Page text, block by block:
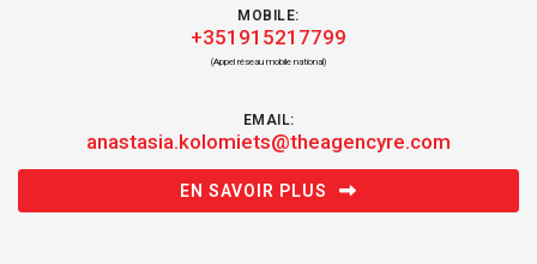
MOBILE:
+351915217799
(Appel réseau mobile national)
EMAIL:
anastasia.kolomiets@theagencyre.com
EN SAVOIR PLUS